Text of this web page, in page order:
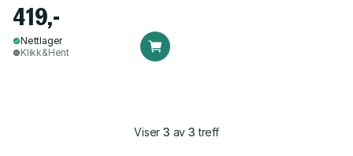
419,-
Nettlager
Klikk&Hent
Viser3 av 3 treff